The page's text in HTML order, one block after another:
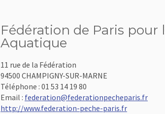
Fédération de Paris pour
Aquatique
11 rue de la Fédération
94500 CHAMPIGNY-SUR-MARNE
Téléphone : 01 53 14 19 80
Email : federation@federationpecheparis.fr
http://www.federation-peche-paris.fr